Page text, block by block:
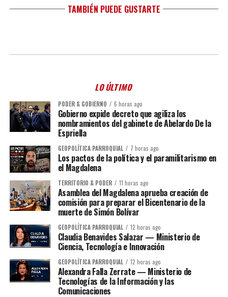
TAMBIÉN PUEDE GUSTARTE
LO ÚLTIMO
PODER & GOBIERNO 6 horas ago
Gobierno expide decreto que agiliza los
nombramientos del gabinete de Abelardo De la
Espriella
GEOPOLÍTICA PARROQUIAL 7 horas ago
Los pactos de la política y el paramilitarismo en
el Magdalena
TERRITORIO & PODER 11 horas ago
Asamblea del Magdalena aprueba creación de
comisión para preparar el Bicentenario de la
muerte de Simón Bolívar
GEOPOLÍTICA PARROQUIAL 12 horas ago
Claudia Benavides Salazar — Ministerio de
Ciencia, Tecnología e Innovación
GEOPOLÍTICA PARROQUIAL 12 horas ago
Alexandra Falla Zerrate — Ministerio de
Tecnologías de la Información y las
Comunicaciones